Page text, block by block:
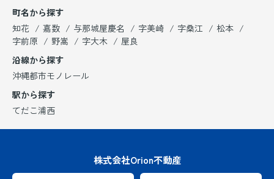
町名から探す
知花
嘉数 与那城屋慶名 字美崎 字桑江
松本
字前原
野嵩 字大木
屋良
沿線から探す
沖縄都市モノレール
駅から探す
てだこ浦西
株式会社Orion不動産